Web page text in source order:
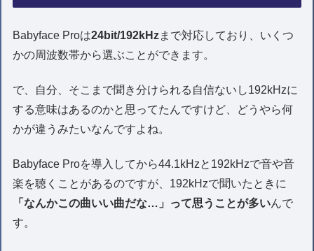
Babyface Proは24bit/192kHzまで対応しており、いくつ
かの周波数帯から選ぶことができます。
で、自分、そこまで聞き分けられる自信ないし192kHzに
する意味はあるのかと思ってたんですけど、どうやら何
かが違うみたいなんですよね。
Babyface Proを導入してから44.1kHzと192kHzで音や音
楽を聴くことがあるのですが、192kHzで聞いたときに
「なんかこの曲いい曲だな…」って思うことが多いんで
す。